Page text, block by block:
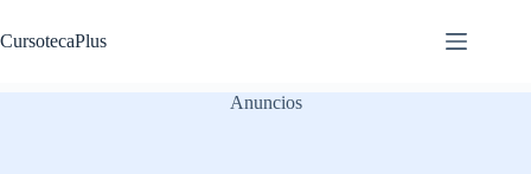
al
contenido
CursotecaPlus
Anuncios